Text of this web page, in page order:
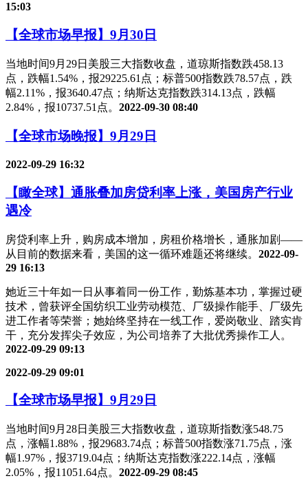
15:03
【全球市场早报】9月30日
当地时间9月29日美股三大指数收盘，道琼斯指数跌458.13
点，跌幅1.54%，报29225.61点；标普500指数跌78.57点，跌
幅2.11%，报3640.47点；纳斯达克指数跌314.13点，跌幅
2.84%，报10737.51点。 2022-09-30 08:40
【全球市场晚报】9月29日
2022-09-29 16:32
【瞰全球】通胀叠加房贷利率上涨，美国房产行业
遇冷
房贷利率上升，购房成本增加，房租价格增长，通胀加剧——
从目前的数据来看，美国的这一循环难题还将继续。 2022-09-
29 16:13
她近三十年如一日从事着同一份工作，勤炼基本功，掌握过硬
技术，曾获评全国纺织工业劳动模范、厂级操作能手、厂级先
进工作者等荣誉；她始终坚持在一线工作，爱岗敬业、踏实肯
干，充分发挥尖子效应，为公司培养了大批优秀操作工人。
2022-09-29 09:13
2022-09-29 09:01
【全球市场早报】9月29日
当地时间9月28日美股三大指数收盘，道琼斯指数涨548.75
点，涨幅1.88%，报29683.74点；标普500指数涨71.75点，涨
幅1.97%，报3719.04点；纳斯达克指数涨222.14点，涨幅
2.05%，报11051.64点。 2022-09-29 08:45